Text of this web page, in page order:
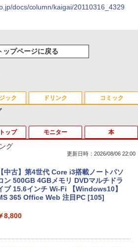
docs/column/kaigai/20110316_4329
ップページに戻る
Soundcore P40i オフホワイト
Soundcore P31i ブラック
ック
WAYNE feat. Flo Milli, ATL Jacob
WAYNE feat. Flo Milli, ATL Jacob
ドリンク
限定】 い・ろ・は・す 2L P
ラベルレス ×8本
Amazon 天然水 ラベルレス 500ml ×24本
山の天然水 バナジウム含有 水 ミネラル
ーター ペットボトル 静岡県産 500ミリリ
ル (Smart Basic)
コミック
のひとりごと 17巻 (デジタル版ビッグガ
ンコミックス)
界居酒屋「のぶ」(22) (角川コミックス・
ス)
グ
更新日時：2026/08/06 22:00
【中古】第4世代 Core i3搭載ノートパソ
ン 500GB 4GBメモリ DVDマルチドラ
ブ 15.6インチ Wi-Fi 【Windows10】
365 Office Web 注目PC [105]
8,800
ップ モニター 本